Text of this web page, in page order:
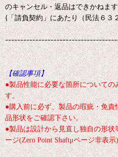
のキャンセル・返品はできかねま
(「請負契約」にあたり（民法６３
【確認事項】
●製品性能に必要な箇所について
す。
●購入前に必ず、製品の瑕疵・免
品形状をご確認下さい。
●製品は設計から見直し独自の形
ージ(Zero Point Shaftμページ非表